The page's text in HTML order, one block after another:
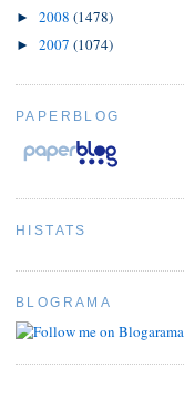
► 2008 (1478)
► 2007 (1074)
PAPERBLOG
HISTATS
BLOGRAMA